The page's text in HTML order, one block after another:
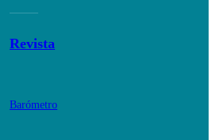
Revista
Barómetro